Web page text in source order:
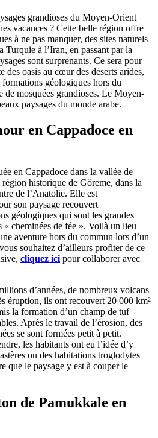
grandioses du Moyen-Orient
vacances ? Cette belle région offre
à ne pas manquer, des sites naturels
Turquie à l’Iran, en passant par la
sont surprenants. Ce sera pour
des oasis au cœur des déserts arides,
formations géologiques hors du
de mosquées grandioses. Le Moyen-
paysages du monde arabe.
en Cappadoce en
en Cappadoce dans la vallée de
historique de Göreme, dans la
de l’Anatolie. Elle est
son paysage recouvert
géologiques qui sont les grandes
« cheminées de fée ». Voilà un lieu
aventure hors du commun lors d’un
souhaitez d’ailleurs profiter de ce
cliquez ici pour collaborer avec
d’années, de nombreux volcans
éruption, ils ont recouvert 20 000 km²
la formation d’un champ de tuf
Après le travail de l’érosion, des
se sont formées petit à petit.
les habitants ont eu l’idée d’y
ou des habitations troglodytes
que le paysage y est à couper le
de Pamukkale en